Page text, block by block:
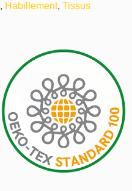
, Habillement, Tissus